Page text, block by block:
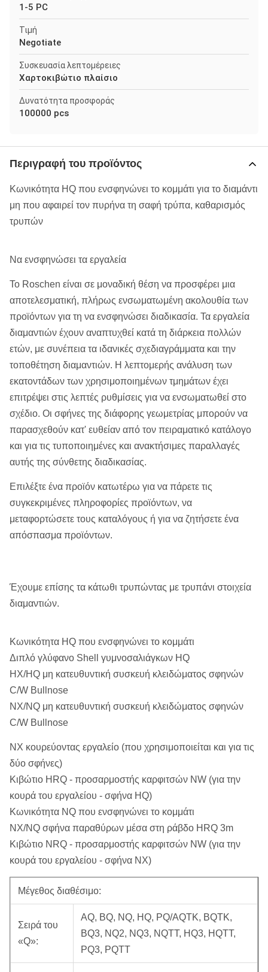
1-5 PC
Τιμή
Negotiate
Συσκευασία λεπτομέρειες
Χαρτοκιβώτιο πλαίσιο
Δυνατότητα προσφοράς
100000 pcs
Περιγραφή του προϊόντος
Κωνικότητα HQ που ενσφηνώνει το κομμάτι για το διαμάντι
μη που αφαιρεί τον πυρήνα τη σαφή τρύπα, καθαρισμός
τρυπών
Να ενσφηνώσει τα εργαλεία
Το Roschen είναι σε μοναδική θέση να προσφέρει μια
αποτελεσματική, πλήρως ενσωματωμένη ακολουθία των
προϊόντων για τη να ενσφηνώσει διαδικασία. Τα εργαλεία
διαμαντιών έχουν αναπτυχθεί κατά τη διάρκεια πολλών
ετών, με συνέπεια τα ιδανικές σχεδιαγράμματα και την
τοποθέτηση διαμαντιών. Η λεπτομερής ανάλυση των
εκατοντάδων των χρησιμοποιημένων τμημάτων έχει
επιτρέψει στις λεπτές ρυθμίσεις για να ενσωματωθεί στο
σχέδιο. Οι σφήνες της διάφορης γεωμετρίας μπορούν να
παρασχεθούν κατ' ευθείαν από τον πειραματικό κατάλογο
και για τις τυποποιημένες και ανακτήσιμες παραλλαγές
αυτής της σύνθετης διαδικασίας.
Επιλέξτε ένα προϊόν κατωτέρω για να πάρετε τις
συγκεκριμένες πληροφορίες προϊόντων, να
μεταφορτώσετε τους καταλόγους ή για να ζητήσετε ένα
απόσπασμα προϊόντων.
Έχουμε επίσης τα κάτωθι τρυπώντας με τρυπάνι στοιχεία
διαμαντιών.
Κωνικότητα HQ που ενσφηνώνει το κομμάτι
Διπλό γλύφανο Shell γυμνοσαλιάγκων HQ
HX/HQ μη κατευθυντική συσκευή κλειδώματος σφηνών
C/W Bullnose
NX/NQ μη κατευθυντική συσκευή κλειδώματος σφηνών
C/W Bullnose
NX κουρεύοντας εργαλείο (που χρησιμοποιείται και για τις
δύο σφήνες)
Κιβώτιο HRQ - προσαρμοστής καρφιτσών NW (για την
κουρά του εργαλείου - σφήνα HQ)
Κωνικότητα NQ που ενσφηνώνει το κομμάτι
NX/NQ σφήνα παραθύρων μέσα στη ράβδο HRQ 3m
Κιβώτιο NRQ - προσαρμοστής καρφιτσών NW (για την
κουρά του εργαλείου - σφήνα NX)
Μέγεθος διαθέσιμο:
Σειρά του
«Q»:
AQ, BQ, NQ, HQ, PQ/AQTK, BQTK,
BQ3, NQ2, NQ3, NQTT, HQ3, HQTT,
PQ3, PQTT